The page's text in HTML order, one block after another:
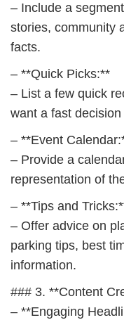
– Include a
stories, community
facts.
– **Quick Picks:**
– List a few quick
want a fast
– **Event
– Provide a
representation of
– **Tips and
– Offer advice on
parking tips, best
information.
### 3. **Content
– **Engaging